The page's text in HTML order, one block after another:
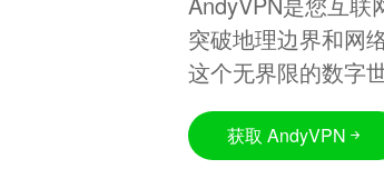
突破地理边界和网
这个无界限的数字
获取 AndyVPN